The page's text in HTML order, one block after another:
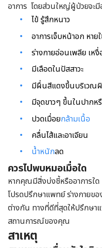
อาการ โดยส่วนใหญ่ผู้ป่วยจะ
ไข้ รู้สึกหนาว
อาการเจ็บหน้าอก หาย
ร่างกายอ่อนเพลีย เห
มีเลือดในปัสสาวะ
มีผื่นสีแดงขึ้นบริเวณ
มีจุดขาวๆ ขึ้นในปาก
ปวดเมื่อยกล้ามเนื้อ
คลื่นไส้และอาเจียน
น้ำหนักลด
ควรไปพบหมอเมื่อใด
หากคุณมีสิ่งบ่งชี้หรืออาการใ
โปรดปรึกษาแพทย์ ร่างกายข
ต่างกัน ทางที่ดีที่สุดให้ปรึกษา
สถานการณ์ของคุณ
สาเหตุ